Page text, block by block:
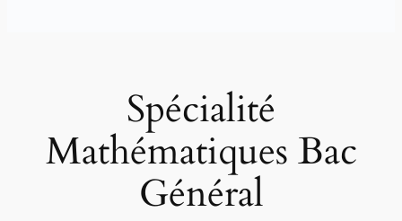
Spécialité
Mathématiques Bac
Général